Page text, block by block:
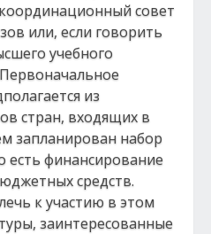
совет
или, если говорить
учебного
из
стран, входящих в
запланирован набор
есть финансирование
средств.
к участию в этом
заинтересованные